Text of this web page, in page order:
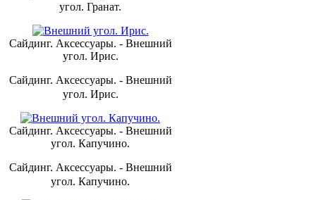
угол. Гранат.
Сайдинг. Аксессуары. - Внешний
угол. Ирис.
Сайдинг. Аксессуары. - Внешний
угол. Ирис.
Сайдинг. Аксессуары. - Внешний
угол. Капучино.
Сайдинг. Аксессуары. - Внешний
угол. Капучино.